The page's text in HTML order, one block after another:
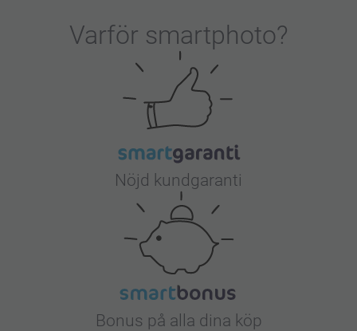
Varför smartphoto?
Nöjd kundgaranti
Bonus på alla dina köp